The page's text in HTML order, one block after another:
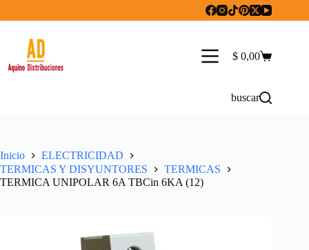
Carro
$ 0,00
buscar
Inicio
ELECTRICIDAD
TERMICAS Y DISYUNTORES
TERMICAS
TERMICA UNIPOLAR 6A TBCin 6KA (12)